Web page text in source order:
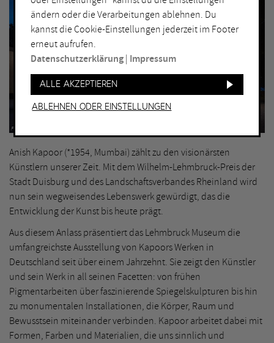
Frank Vinken
Anish Kapoor (*1954, Mumbai) zählt zu den visionärsten
Künstlern unserer Zeit. Mit dem Wilhelm-Lehmbruck-Preis der
Stadt Duisburg und des Landschaftsverbandes Rheinland wird
nun sein wegweisendes Lebenswerk gewürdigt, das die
Entwicklung der Kunst bis heute prägt.
Aus diesem Anlass präsentiert das Lehmbruck Museum die
umfangreichste Ausstellung von Kapoors Werken in
Deutschland seit über einem Jahrzehnt. Sie zeigt den Künstler
und sein Werk in all seinen Facetten: von frühen
Pigmentarbeiten über faszinierende Spiegelskulpturen bis hin
zu monumentalen Installationen, die Körper, Raum und
Bewusstsein miteinander verbinden. Kapoor arbeitet dabei mit
Formen, Farben und Materialien, die uns sinnlich und
ändern oder die Verarbeitungen ablehnen. Du
kannst die Cookie-Einstellungen jederzeit im Footer
erneut aufrufen.
Datenschutzerklärung Impressum
Alle akzeptieren
Ablehnen oder Einstellungen